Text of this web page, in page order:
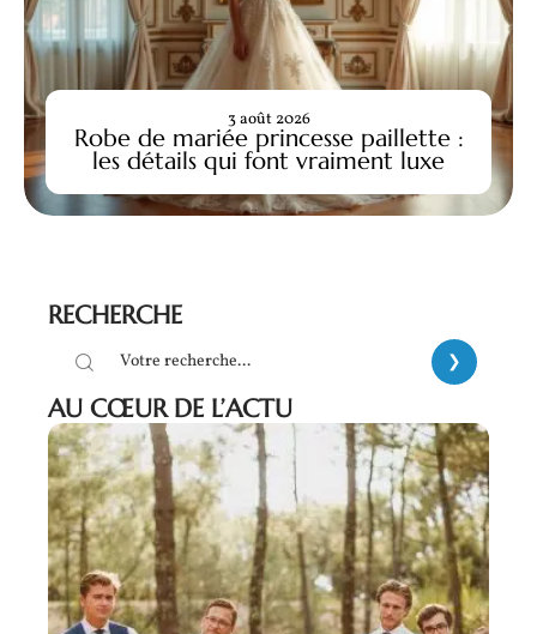
Robe de mariée princesse paillette :
les détails qui font vraiment luxe
3 août 2026
RECHERCHE
AU CŒUR DE L’ACTU